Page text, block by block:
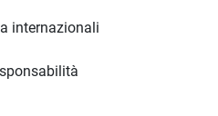
internazionali